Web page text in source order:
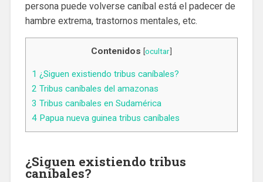
persona puede volverse caníbal está el padecer de
hambre extrema, trastornos mentales, etc.
Contenidos [ocultar]
1 ¿Siguen existiendo tribus caníbales?
2 Tribus caníbales del amazonas
3 Tribus caníbales en Sudamérica
4Papua nueva guinea tribus caníbales
¿Siguen existiendo tribus
caníbales?